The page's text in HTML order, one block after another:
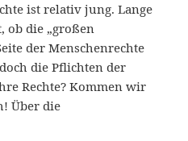
ist relativ jung. Lange
ob die „großen
der Menschenrechte
die Pflichten der
Rechte? Kommen wir
Über die